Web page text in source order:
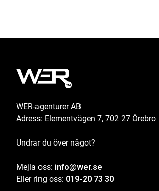
WER-agenturer AB
Adress: Elementvägen 7, 702 27 Örebro
Undrar du över något?
Mejla oss: info@wer.se
Eller ring oss: 019-20 73 30